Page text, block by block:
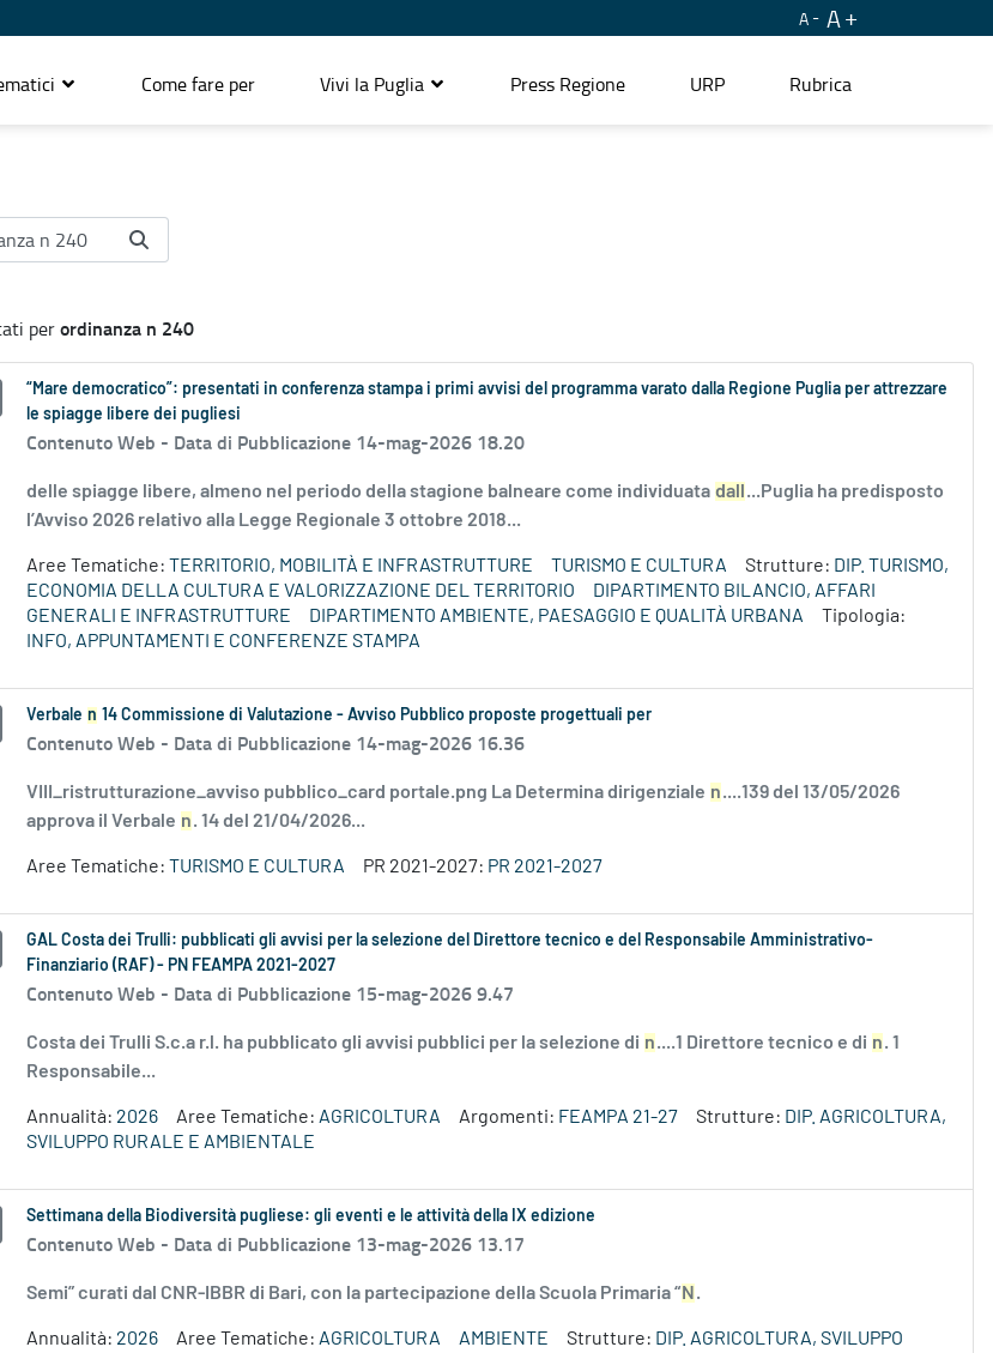
A A
Come fare per Vivi la Puglia Press Regione URP Rubrica
perordinanza n 240
“Mare democratico”: presentati in conferenza stampa i primi avvisi del programma varato dalla Regione Puglia per attrezzare
le spiagge libere dei pugliesi
Contenuto Web - Data di Pubblicazione 14-mag-2026 18.20
delle spiagge libere, almeno nel periodo della stagione balneare come individuata dall
...Puglia ha predisposto
l’Avviso 2026 relativo alla Legge Regionale 3 ottobre 2018...
Aree Tematiche: TERRITORIO, MOBILITÀ E INFRASTRUTTURE TURISMO E CULTURA Strutture: DIP. TURISMO,
ECONOMIA DELLA CULTURA E VALORIZZAZIONE DEL TERRITORIO
DIPARTIMENTO BILANCIO, AFFARI
GENERALI E INFRASTRUTTURE
DIPARTIMENTO AMBIENTE, PAESAGGIO E QUALITÀ URBANA
Tipologia:
INFO, APPUNTAMENTI E CONFERENZE STAMPA
Verbale n 14 Commissione di Valutazione - Avviso Pubblico proposte progettuali per
Contenuto Web - Data di Pubblicazione 14-mag-2026 16.36
VIII_ristrutturazione_avviso pubblico_card portale.png La Determina dirigenziale n....139 del 13/05/2026
approva il Verbale n. 14 del 21/04/2026...
Aree Tematiche: TURISMO E CULTURA PR 2021-2027: PR 2021-2027
GAL Costa dei Trulli: pubblicati gli avvisi per la selezione del Direttore tecnico e del Responsabile Amministrativo-
Finanziario (RAF) - PN FEAMPA 2021-2027
Contenuto Web - Data di Pubblicazione 15-mag-2026 9.47
Costa dei Trulli S.c.a r.l. ha pubblicato gli avvisi pubblici per la selezione di n....1 Direttore tecnico e di n. 1
Responsabile...
Annualità: 2026 Aree Tematiche: AGRICOLTURA Argomenti: FEAMPA 21-27 Strutture: DIP. AGRICOLTURA,
SVILUPPO RURALE E AMBIENTALE
Settimana della Biodiversità pugliese: gli eventi e le attività della IX edizione
Contenuto Web - Data di Pubblicazione 13-mag-2026 13.17
Semi” curati dal CNR-IBBR di Bari, con la partecipazione della Scuola Primaria “ N .
Annualità: 2026 Aree Tematiche: AGRICOLTURA AMBIENTE Strutture: DIP. AGRICOLTURA, SVILUPPO